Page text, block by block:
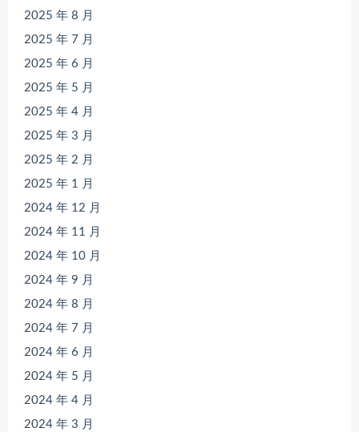
2025 年 8 月
2025 年 7 月
2025 年 6 月
2025 年 5 月
2025 年 4 月
2025 年 3 月
2025 年 2 月
2025 年 1 月
2024 年 12 月
2024 年 11 月
2024 年 10 月
2024 年 9 月
2024 年 8 月
2024 年 7 月
2024 年 6 月
2024 年 5 月
2024 年 4 月
2024 年 3 月